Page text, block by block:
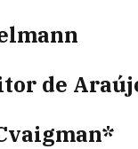
de